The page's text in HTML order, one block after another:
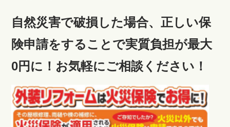
自然災害で破損した場合、正しい保
険申請をすることで実質負担が最大
0円に！お気軽にご相談ください！